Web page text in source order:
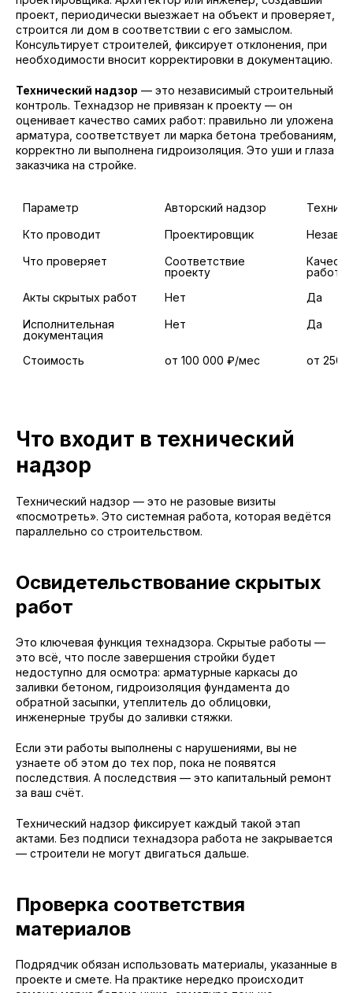
проект, периодически выезжает на объект и проверяет,
строится ли дом в соответствии с его замыслом.
Консультирует строителей, фиксирует отклонения, при
необходимости вносит корректировки в документацию.
Технический надзор — это независимый строительный
контроль. Технадзор не привязан к проекту — он
оценивает качество самих работ: правильно ли уложена
арматура, соответствует ли марка бетона требованиям,
корректно ли выполнена гидроизоляция. Это уши и глаза
заказчика на стройке.
Параметр Авторский надзор
Кто проводит
Проектировщик
Что проверяет
Соответствие
проекту
работ
Акты скрытых работ
Нет
Да
Исполнительная
документация
Нет Да
Стоимость от 100 000 ₽/мес от 250
Что входит в технический
надзор
Технический надзор — это не разовые визиты
«посмотреть». Это системная работа, которая ведётся
параллельно со строительством.
Освидетельствование скрытых
работ
Это ключевая функция технадзора. Скрытые работы —
это всё, что после завершения стройки будет
недоступно для осмотра: арматурные каркасы до
заливки бетоном, гидроизоляция фундамента до
обратной засыпки, утеплитель до облицовки,
инженерные трубы до заливки стяжки.
Если эти работы выполнены с нарушениями, вы не
узнаете об этом до тех пор, пока не появятся
последствия. А последствия — это капитальный ремонт
за ваш счёт.
Технический надзор фиксирует каждый такой этап
актами. Без подписи технадзора работа не закрывается
— строители не могут двигаться дальше.
Проверка соответствия
материалов
Подрядчик обязан использовать материалы, указанные в
проекте и смете. На практике нередко происходит